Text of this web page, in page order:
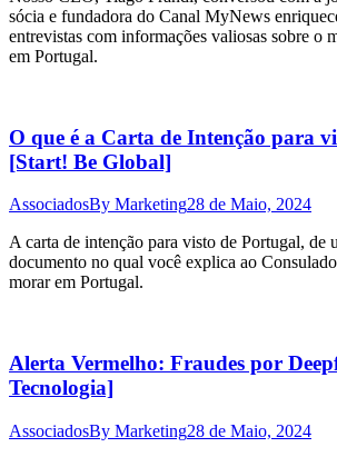
sócia e fundadora do Canal MyNews
entrevistas com informações valiosas sobre o
em Portugal.
O que é a Carta de Intenção para
[Start! Be Global]
AssociadosBy Marketing28 de Maio, 2024
A carta de intenção para visto de Portugal, de
documento no qual você explica ao
morar em Portugal.
Alerta Vermelho: Fraudes por
Tecnologia]
AssociadosBy Marketing28 de Maio, 2024